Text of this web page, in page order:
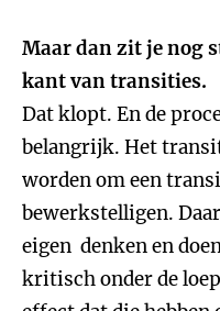
Maar dan zit je nog
kant van transities.
Dat klopt. En de
belangrijk. Het
worden om een
bewerkstelligen.
eigen denken en
kritisch onder de